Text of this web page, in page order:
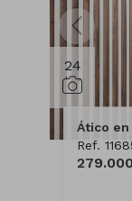
24
Ático en
Ref.